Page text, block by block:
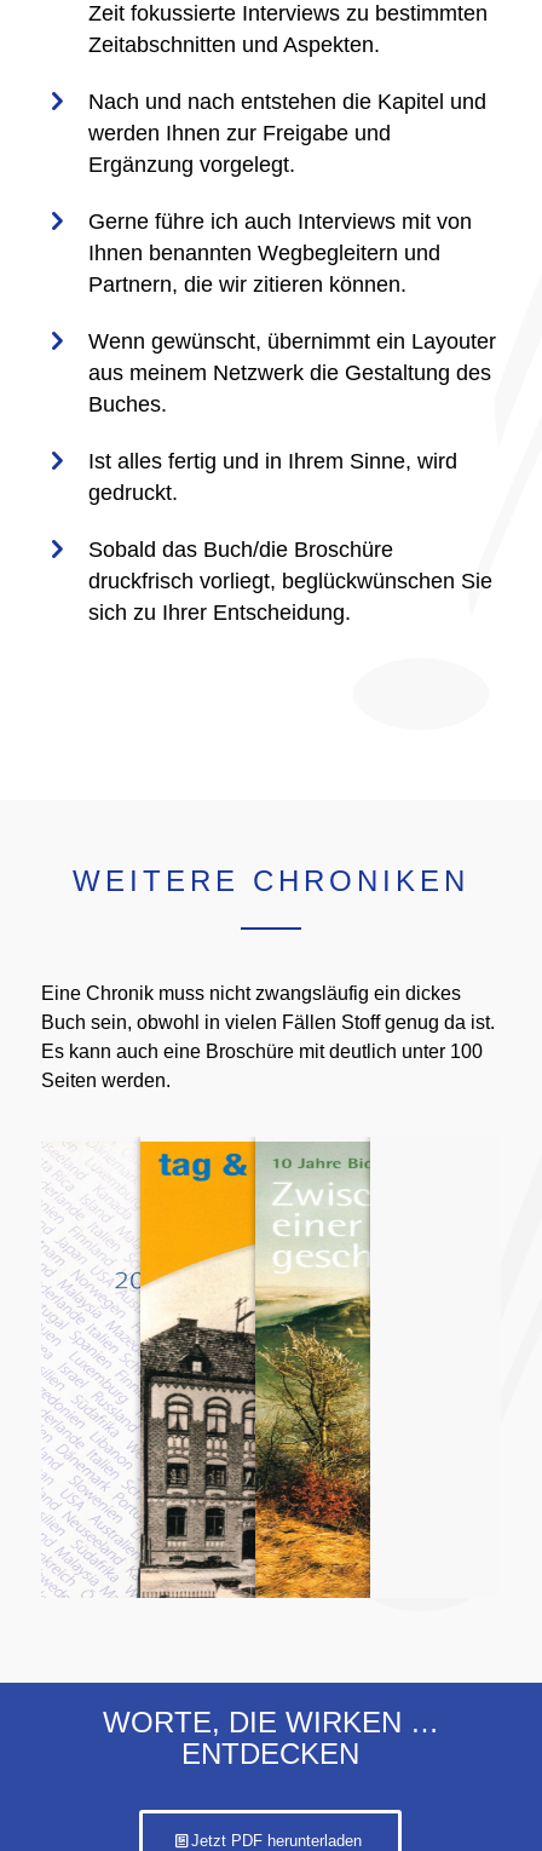
Zeit fokussierte Interviews zu bestimmten
Zeitabschnitten und Aspekten.
Nach und nach entstehen die Kapitel und
werden Ihnen zur Freigabe und
Ergänzung vorgelegt.
Gerne führe ich auch Interviews mit von
Ihnen benannten Wegbegleitern und
Partnern, die wir zitieren können.
Wenn gewünscht, übernimmt ein Layouter
aus meinem Netzwerk die Gestaltung des
Buches.
Ist alles fertig und in Ihrem Sinne, wird
gedruckt.
Sobald das Buch/die Broschüre
druckfrisch vorliegt, beglückwünschen Sie
sich zu Ihrer Entscheidung.
WEITERE CHRONIKEN
Eine Chronik muss nicht zwangsläufig ein dickes
Buch sein, obwohl in vielen Fällen Stoff genug da ist.
Es kann auch eine Broschüre mit deutlich unter 100
Seiten werden.
WORTE, DIE WIRKEN …
ENTDECKEN
Jetzt PDF herunterladen